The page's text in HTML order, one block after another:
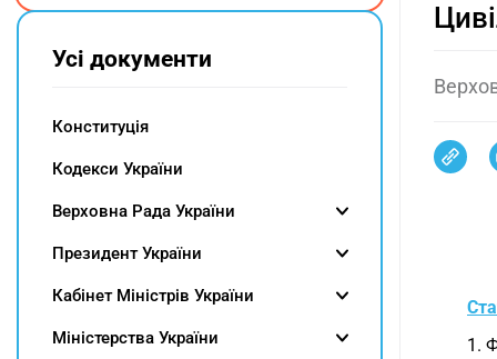
1.
Усі документи
Конституція
Кодекси України
Верховна Рада України
Президент України
Кабінет Міністрів України
Міністерства України